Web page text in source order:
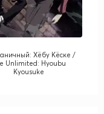
Хёбу Кёске /
Unlimited: Hyoubu
Kyousuke